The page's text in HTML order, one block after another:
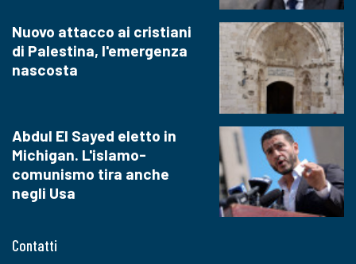
Contatti
Nuovo attacco ai cristiani
di Palestina, l'emergenza
nascosta
Abdul El Sayed eletto in
Michigan. L'islamo-
comunismo tira anche
negli Usa